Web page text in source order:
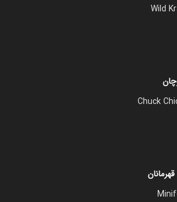
Wild
Chuck